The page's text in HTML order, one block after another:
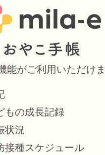
能がご利用いただけ
もの成長記録
状況
接種スケジュール